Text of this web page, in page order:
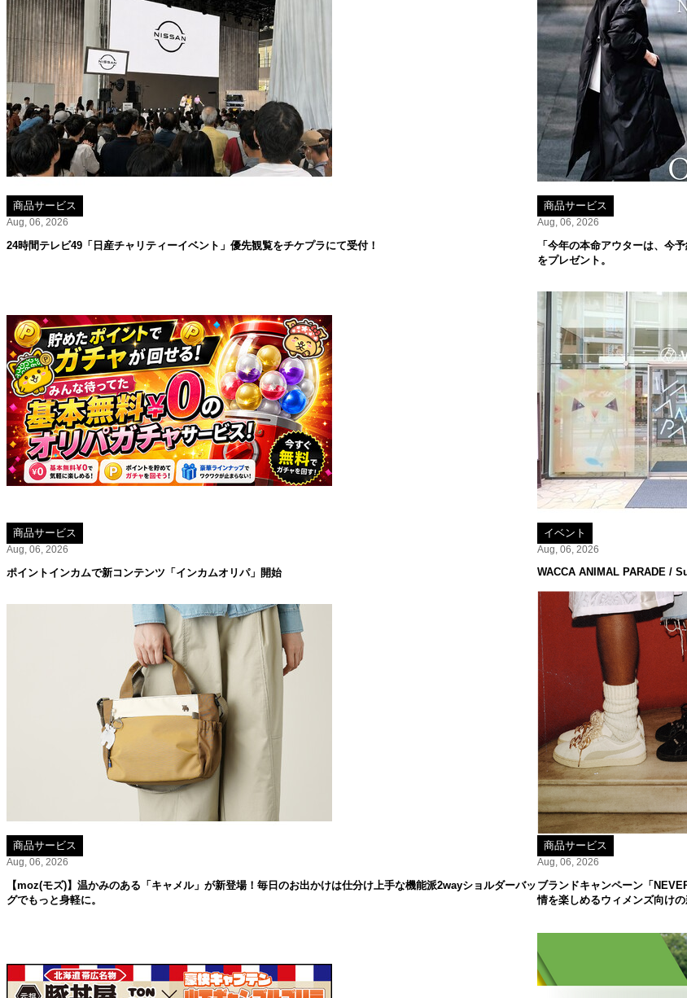
商品サービス
Aug, 06, 2026
24時間テレビ49「日産チャリティーイベント」優先観覧をチケプラにて受付！
商品サービス
Aug, 06, 2026
「今年の本命アウターは、今
をプレゼント。
商品サービス
Aug, 06, 2026
ポイントインカムで新コンテンツ「インカムオリパ」開始
イベント
Aug, 06, 2026
WACCA ANIMAL PARADE /
商品サービス
Aug, 06, 2026
【moz(モズ)】温かみのある「キャメル」が新登場！毎日のお出かけは仕分け上手な機能派2wayショルダーバッ
グでもっと身軽に。
商品サービス
Aug, 06, 2026
ブランドキャンペーン「
情を楽しめるウィメンズ向け